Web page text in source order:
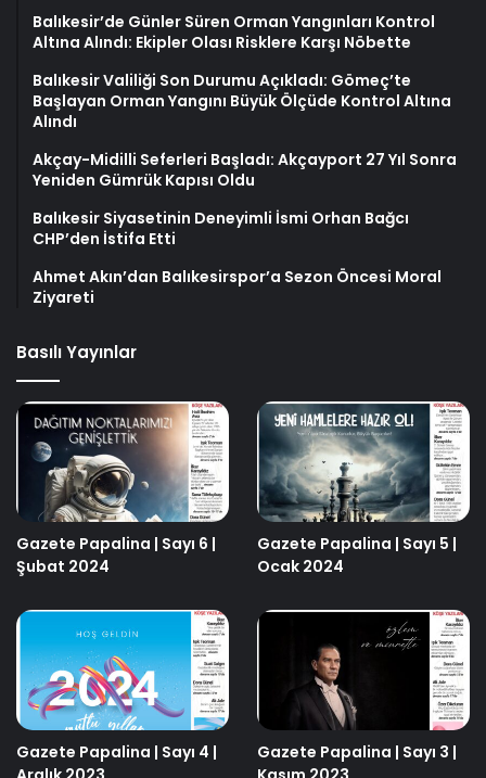
Balıkesir’de Günler Süren Orman Yangınları Kontrol
Altına Alındı: Ekipler Olası Risklere Karşı Nöbette
Balıkesir Valiliği Son Durumu Açıkladı: Gömeç’te
Başlayan Orman Yangını Büyük Ölçüde Kontrol Altına
Alındı
Akçay-Midilli Seferleri Başladı: Akçayport 27 Yıl Sonra
Yeniden Gümrük Kapısı Oldu
Balıkesir Siyasetinin Deneyimli İsmi Orhan Bağcı
CHP’den İstifa Etti
Ahmet Akın’dan Balıkesirspor’a Sezon Öncesi Moral
Ziyareti
Basılı Yayınlar
Gazete Papalina | Sayı 6 |
Şubat 2024
Gazete Papalina | Sayı 5 |
Ocak 2024
Gazete Papalina | Sayı 4 |
Gazete Papalina | Sayı 3 |